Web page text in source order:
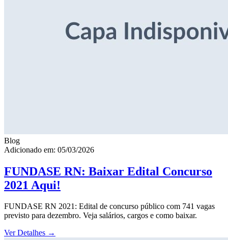
Blog
Adicionado em: 05/03/2026
FUNDASE RN: Baixar Edital Concurso
2021 Aqui!
FUNDASE RN 2021: Edital de concurso público com 741 vagas
previsto para dezembro. Veja salários, cargos e como baixar.
Ver Detalhes →